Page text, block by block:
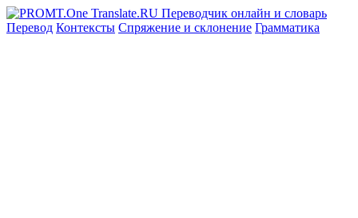
Перевод Контексты Спряжение и склонение Грамматика